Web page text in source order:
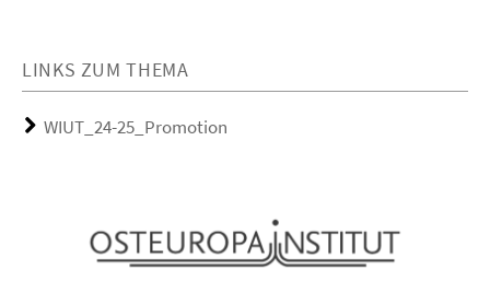
LINKS ZUM THEMA
WIUT_24-25_Promotion